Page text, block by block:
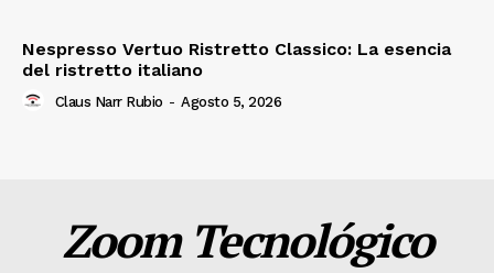
Nespresso Vertuo Ristretto Classico: La esencia
del ristretto italiano
Claus Narr Rubio - Agosto 5, 2026
Zoom Tecnológico